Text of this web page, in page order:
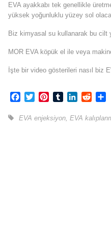
EVA ayakkabı tek genellikle
yüksek yoğunluklu yüzey sol
Biz kimyasal su kullanarak bu
MOR EVA köpük el ile veya
İşte bir video gösterileri nasıl biz
Facebook
TwitterPinterestTumblrLinkedInReddit
EVA enjeksiyon, EVA